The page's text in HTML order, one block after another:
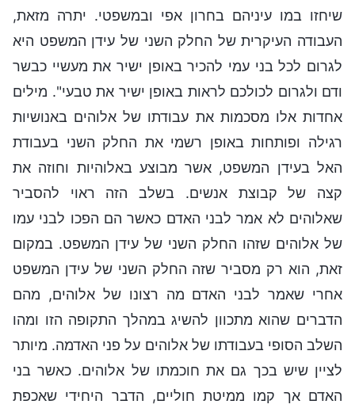
שיחזו במו עיניהם בחרון אפי ובמשפטי. יתרה מזאת,
העבודה העיקרית של החלק השני של עידן המשפט היא
לגרום לכל בני עמי להכיר באופן ישיר את מעשיי כבשר
ודם ולגרום לכולכם לראות באופן ישיר את טבעי". מילים
אחדות אלו מסכמות את עבודתו של אלוהים באנושיות
רגילה ופותחות באופן רשמי את החלק השני בעבודת
האל בעידן המשפט, אשר מבוצע באלוהיות וחוזה את
קצה של קבוצת אנשים. בשלב הזה ראוי להסביר
שאלוהים לא אמר לבני האדם כאשר הם הפכו לבני עמו
של אלוהים שזהו החלק השני של עידן המשפט. במקום
זאת, הוא רק מסביר שזה החלק השני של עידן המשפט
אחרי שאמר לבני האדם מה רצונו של אלוהים, מהם
הדברים שהוא מתכוון להשיג במהלך התקופה הזו ומהו
השלב הסופי בעבודתו של אלוהים על פני האדמה. מיותר
לציין שיש בכך גם את חוכמתו של אלוהים. כאשר בני
האדם אך קמו ממיטת חוליים, הדבר היחידי שאכפת